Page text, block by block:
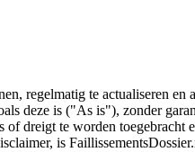
regelmatig te actualiseren
deze is ("As is"), zonder
of dreigt te worden
is